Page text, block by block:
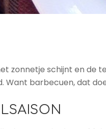
zonnetje schijnt en de
Want barbecuen, dat